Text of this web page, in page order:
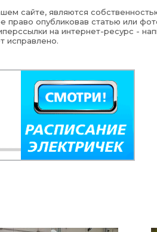
сайте, являются
опубликовав статью или
на интернет-ресурс -
исправлено.